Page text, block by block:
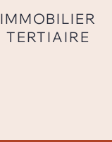
IMMOBILIER
TERTIAIRE